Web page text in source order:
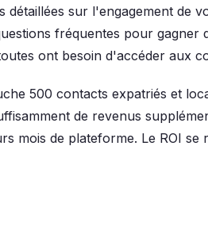
détaillées sur l'engagement de
fréquentes pour gagner
ont besoin d'accéder aux
500 contacts expatriés et
de revenus
mois de plateforme. Le ROI se